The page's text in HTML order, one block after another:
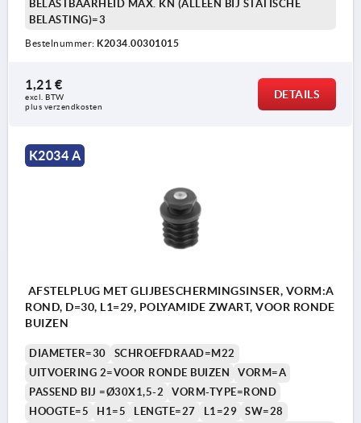
BELASTBAARHEID MAX. KN (ALLEEN BIJ STATISCHE
BELASTING)=3
Bestelnummer: K2034.00301015
1,21 €
excl. BTW
plus verzendkosten
DETAILS
K2034 A
AFSTELPLUG MET GLIJBESCHERMINGSINSER, VORM:A
ROND, D=30, L1=29, POLYAMIDE ZWART, VOOR RONDE
BUIZEN
DIAMETER=30
SCHROEFDRAAD=M22
UITVOERING 2=VOOR RONDE BUIZEN
VORM=A
PASSEND BIJ =Ø30X1,5-2
VORM-TYPE=ROND
HOOGTE=5
H1=5 LENGTE=27 L1=29
SW=28